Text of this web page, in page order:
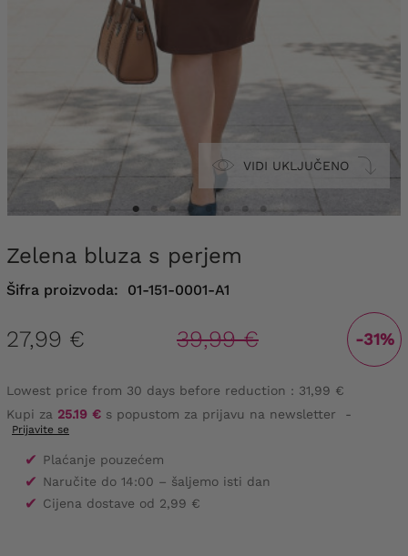
VIDI UKLJUČENO
Zelena bluza s perjem
Šifra proizvoda: 01-151-0001-A1
27,99 € 39,99 € -31%
Lowest price from 30 days before reduction : 31,99 €
Kupi za 25.19 € s popustom za prijavu na newsletter -
Prijavite se
✔ Plaćanje pouzećem
✔ Naručite do 14:00 – šaljemo isti dan
✔ Cijena dostave od 2,99 €